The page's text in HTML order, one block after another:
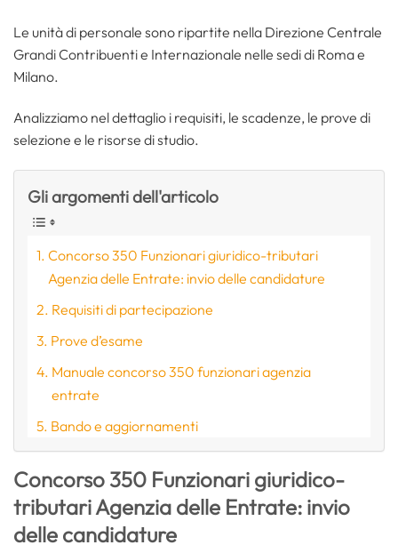
Le unità di personale sono ripartite nella Direzione Centrale
Grandi Contribuenti e Internazionale nelle sedi di Roma e
Milano.
Analizziamo nel dettaglio i requisiti, le scadenze, le prove di
selezione e le risorse di studio.
Gli argomenti dell'articolo
Concorso 350 Funzionari giuridico-tributari
Agenzia delle Entrate: invio delle candidature
Requisiti di partecipazione
Prove d’esame
Manuale concorso 350 funzionari agenzia
entrate
Bando e aggiornamenti
Concorso 350 Funzionari giuridico-
tributari Agenzia delle Entrate: invio
delle candidature